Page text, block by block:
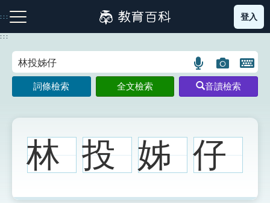
到
主
:::
注音索引圖示 筆畫索引圖示 部首索引表圖示
登入
:::
語
言
搜
示
圖
片
搜
示
開
鍵
圖
詞條檢索 全文檢索 音讀檢索
林 投 姊 仔